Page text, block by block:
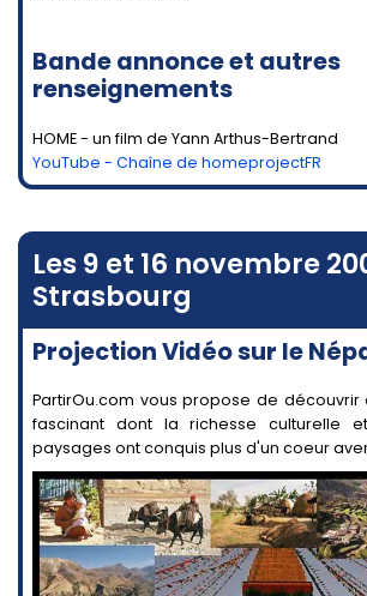
Bande annonce et autres
renseignements
HOME - un film de Yann Arthus-Bertrand
YouTube - Chaîne de homeprojectFR
Les 9 et 16 novembre
Strasbourg
Projection Vidéo sur le
PartirOu.com vous propose de
fascinant dont la richesse culturelle
paysages ont conquis plus d'un coeur